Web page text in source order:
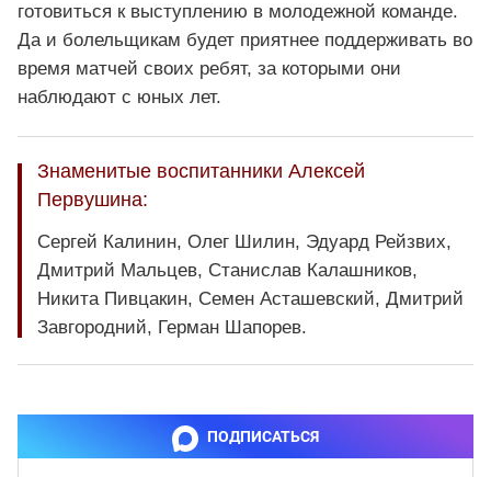
готовиться к выступлению в молодежной команде.
Да и болельщикам будет приятнее поддерживать во
время матчей своих ребят, за которыми они
наблюдают с юных лет.
Знаменитые воспитанники Алексей
Первушина:
Сергей Калинин, Олег Шилин, Эдуард Рейзвих,
Дмитрий Мальцев, Станислав Калашников,
Никита Пивцакин, Семен Асташевский, Дмитрий
Завгородний, Герман Шапорев.
ПОДПИСАТЬСЯ